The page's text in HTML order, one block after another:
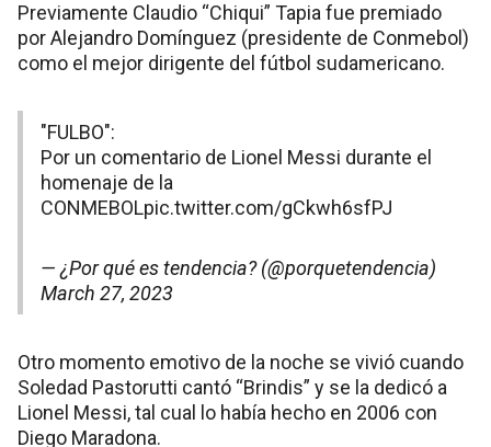
Previamente Claudio “Chiqui” Tapia fue premiado
por Alejandro Domínguez (presidente de Conmebol)
como el mejor dirigente del fútbol sudamericano.
"FULBO":
Por un comentario de Lionel Messi durante el
homenaje de la
CONMEBOLpic.twitter.com/gCkwh6sfPJ
— ¿Por qué es tendencia? (@porquetendencia)
March 27, 2023
Otro momento emotivo de la noche se vivió cuando
Soledad Pastorutti cantó “Brindis” y se la dedicó a
Lionel Messi, tal cual lo había hecho en 2006 con
Diego Maradona.